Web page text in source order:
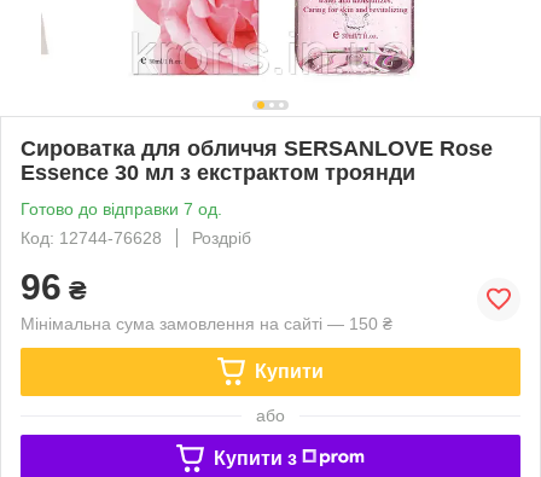
Сироватка для обличчя SERSANLOVE Rose
Essence 30 мл з екстрактом троянди
Готово до відправки 7 од.
Код: 12744-76628
Роздріб
96 ₴
Мінімальна сума замовлення на сайті — 150 ₴
Купити
або
Купити з